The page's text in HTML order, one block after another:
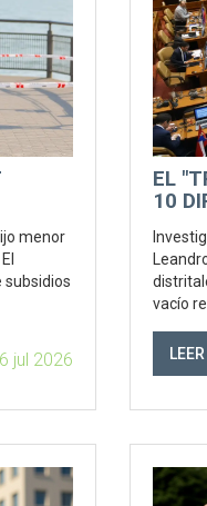
menor
subsidios
6 jul 2026
EL
10
vacío